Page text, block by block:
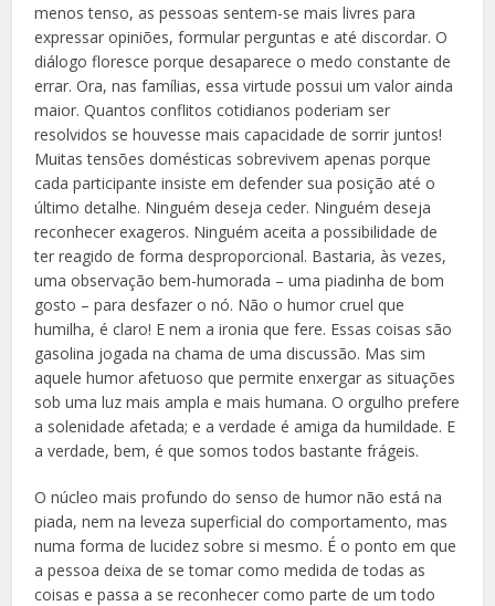
menos tenso, as pessoas sentem-se mais livres para
expressar opiniões, formular perguntas e até discordar. O
diálogo floresce porque desaparece o medo constante de
errar. Ora, nas famílias, essa virtude possui um valor ainda
maior. Quantos conflitos cotidianos poderiam ser
resolvidos se houvesse mais capacidade de sorrir juntos!
Muitas tensões domésticas sobrevivem apenas porque
cada participante insiste em defender sua posição até o
último detalhe. Ninguém deseja ceder. Ninguém deseja
reconhecer exageros. Ninguém aceita a possibilidade de
ter reagido de forma desproporcional. Bastaria, às vezes,
uma observação bem-humorada – uma piadinha de bom
gosto – para desfazer o nó. Não o humor cruel que
humilha, é claro! E nem a ironia que fere. Essas coisas são
gasolina jogada na chama de uma discussão. Mas sim
aquele humor afetuoso que permite enxergar as situações
sob uma luz mais ampla e mais humana. O orgulho prefere
a solenidade afetada; e a verdade é amiga da humildade. E
a verdade, bem, é que somos todos bastante frágeis.
O núcleo mais profundo do senso de humor não está na
piada, nem na leveza superficial do comportamento, mas
numa forma de lucidez sobre si mesmo. É o ponto em que
a pessoa deixa de se tomar como medida de todas as
coisas e passa a se reconhecer como parte de um todo